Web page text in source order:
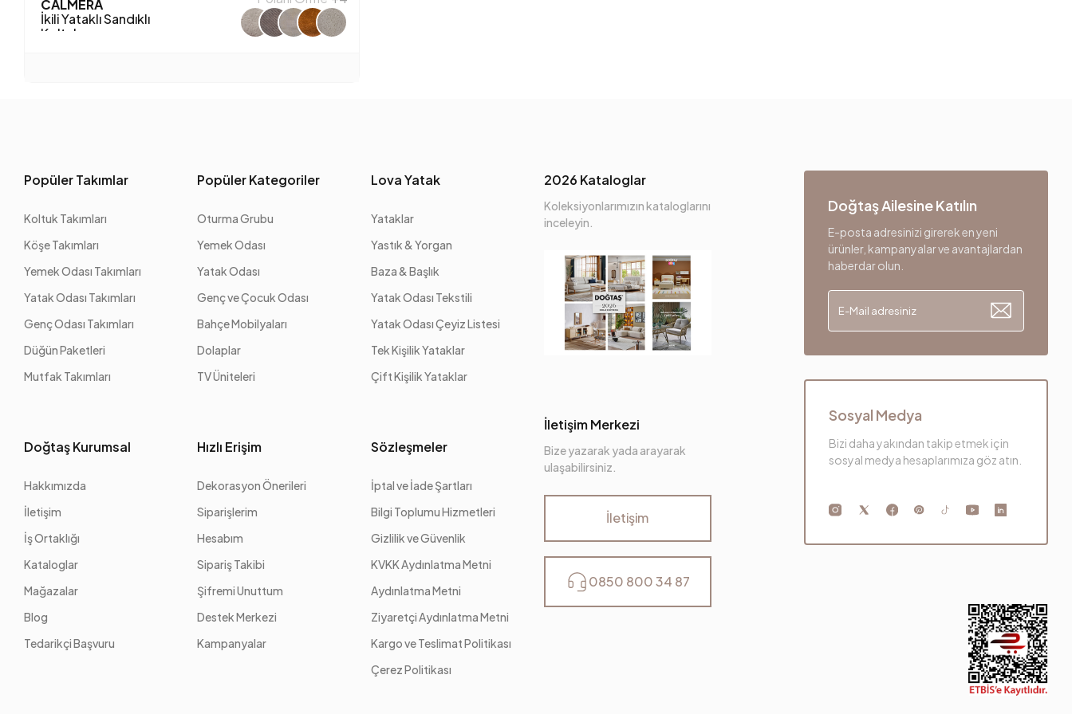
CALMERA
İkili Yataklı Sandıklı
Koltuk
Popüler Takımlar
Koltuk Takımları
Köşe Takımları
Yemek Odası Takımları
Yatak Odası Takımları
Genç Odası Takımları
Düğün Paketleri
Mutfak Takımları
Popüler Kategoriler
Oturma Grubu
Yemek Odası
Yatak Odası
Genç ve Çocuk Odası
Bahçe Mobilyaları
Dolaplar
TV Üniteleri
Lova Yatak
Yataklar
Yastık & Yorgan
Baza & Başlık
Yatak Odası Tekstili
Yatak Odası Çeyiz Listesi
Tek Kişilik Yataklar
Çift Kişilik Yataklar
Doğtaş Kurumsal
Hakkımızda
İletişim
İş Ortaklığı
Kataloglar
Mağazalar
Blog
Tedarikçi Başvuru
Hızlı Erişim
Dekorasyon Önerileri
Siparişlerim
Hesabım
Sipariş Takibi
Şifremi Unuttum
Destek Merkezi
Kampanyalar
Sözleşmeler
İptal ve İade Şartları
Bilgi Toplumu Hizmetleri
Gizlilik ve Güvenlik
KVKK Aydınlatma Metni
Aydınlatma Metni
Ziyaretçi Aydınlatma Metni
Kargo ve Teslimat Politikası
Çerez Politikası
2026 Kataloglar
Koleksiyonlarımızın kataloglarını
inceleyin.
İletişim Merkezi
Bize yazarak yada arayarak
ulaşabilirsiniz.
İletişim
0850 800 34 87
Doğtaş Ailesine Katılın
E-posta adresinizi girerek en yeni
ürünler, kampanyalar ve avantajlardan
haberdar olun.
Sosyal Medya
Bizi daha yakından takip etmek için
sosyal medya hesaplarımıza göz atın.